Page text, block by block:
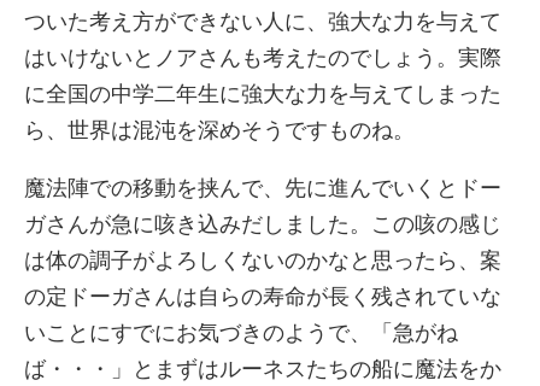
ついた考え方ができない人に、強大な力を与えて
はいけないとノアさんも考えたのでしょう。実際
に全国の中学二年生に強大な力を与えてしまった
ら、世界は混沌を深めそうですものね。
魔法陣での移動を挟んで、先に進んでいくとドー
ガさんが急に咳き込みだしました。この咳の感じ
は体の調子がよろしくないのかなと思ったら、案
の定ドーガさんは自らの寿命が長く残されていな
いことにすでにお気づきのようで、「急がね
ば・・・」とまずはルーネスたちの船に魔法をか